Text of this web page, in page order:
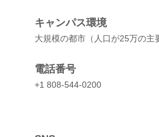
キャンパス環境
大規模の都市（人口が25万の主
電話番号
+1 808-544-0200